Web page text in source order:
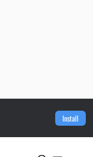
Install